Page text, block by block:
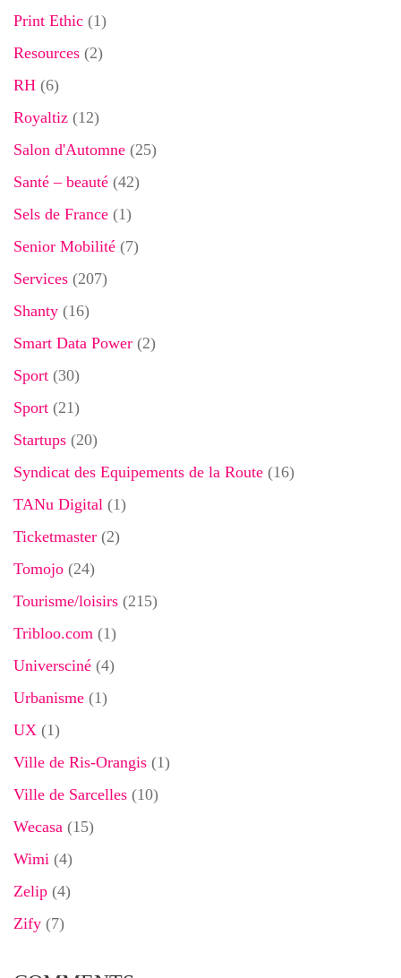
Print Ethic (1)
Resources (2)
RH (6)
Royaltiz (12)
Salon d'Automne (25)
Santé – beauté (42)
Sels de France (1)
Senior Mobilité (7)
Services (207)
Shanty (16)
Smart Data Power (2)
Sport (30)
Sport (21)
Startups (20)
Syndicat des Equipements de la Route (16)
TANu Digital (1)
Ticketmaster (2)
Tomojo (24)
Tourisme/loisirs (215)
Tribloo.com (1)
Universciné (4)
Urbanisme (1)
UX (1)
Ville de Ris-Orangis (1)
Ville de Sarcelles (10)
Wecasa (15)
Wimi (4)
Zelip (4)
Zify (7)